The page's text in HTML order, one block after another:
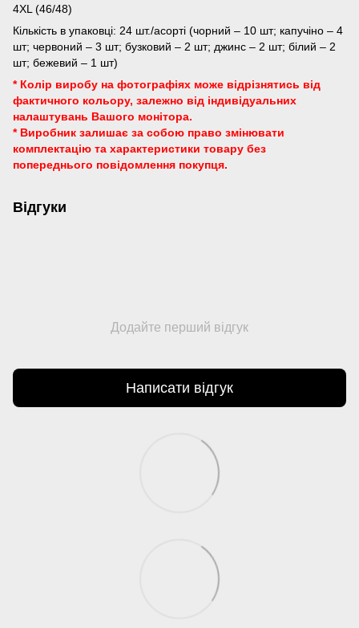
4XL (46/48)
Кількість в упаковці: 24 шт./асорті (чорний – 10 шт; капучіно – 4
шт; червоний – 3 шт; бузковий – 2 шт; джинс – 2 шт; білий – 2
шт; бежевий – 1 шт)
* Колір виробу на фотографіях може відрізнятись від
фактичного кольору, залежно від індивідуальних
налаштувань Вашого монітора.
* Виробник залишає за собою право змінювати
комплектацію та характеристики товару без
попереднього повідомлення покупця.
Відгуки
Додайте перший відгук
Написати відгук